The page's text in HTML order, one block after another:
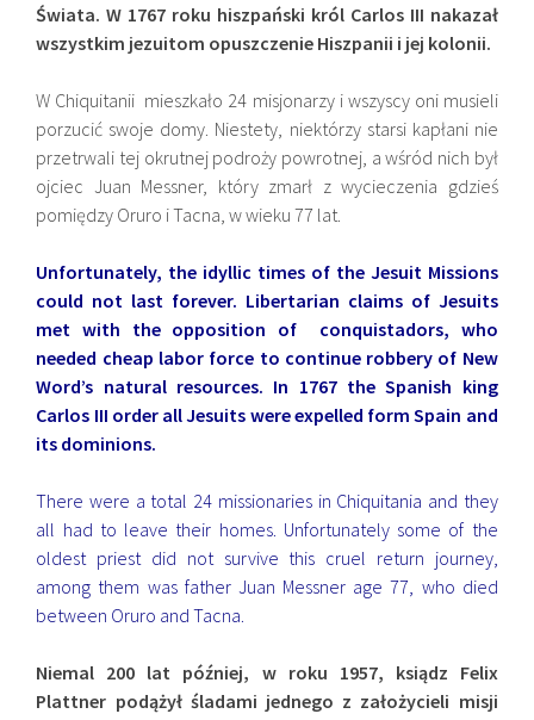
Świata. W 1767 roku hiszpański król Carlos III nakazał
wszystkim jezuitom opuszczenie Hiszpanii i jej kolonii.
W Chiquitanii mieszkało 24 misjonarzy i wszyscy oni musieli
porzucić swoje domy. Niestety, niektórzy starsi kapłani nie
przetrwali tej okrutnej podroży powrotnej, a wśród nich był
ojciec Juan Messner, który zmarł z wycieczenia gdzieś
pomiędzy Oruro i Tacna, w wieku 77 lat.
Unfortunately, the idyllic times of the Jesuit Missions
could not last forever. Libertarian claims of Jesuits
met with the opposition of conquistadors, who
needed cheap labor force to continue robbery of New
Word’s natural resources. In 1767 the Spanish king
Carlos III order all Jesuits were expelled form Spain and
its dominions.
There were a total 24 missionaries in Chiquitania and they
all had to leave their homes. Unfortunately some of the
oldest priest did not survive this cruel return journey,
among them was father Juan Messner age 77, who died
between Oruro and Tacna.
Niemal 200 lat później, w roku 1957, ksiądz Felix
Plattner podążył śladami jednego z założycieli misji